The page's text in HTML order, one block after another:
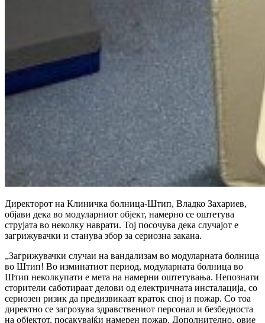
Директорот на Клиничка болница-Штип, Владко Захариев,
објави дека во модуларниот објект, намерно се оштетува
струјата во неколку наврати. Тој посочува дека случајот е
загрижувачки и станува збор за сериозна закана.
„Загрижувачки случаи на вандализам во модуларната болница
во Штип! Во изминатиот период, модуларната болница во
Штип неколкупати е мета на намерни оштетувања. Непознати
сторители саботираат делови од електричната инсталација, со
сериозен ризик да предизвикаат краток спој и пожар. Со тоа
директно се загрозува здравствениот персонал и безбедноста
на објектот, посакувајќи намерен пожар. Дополнително, овие